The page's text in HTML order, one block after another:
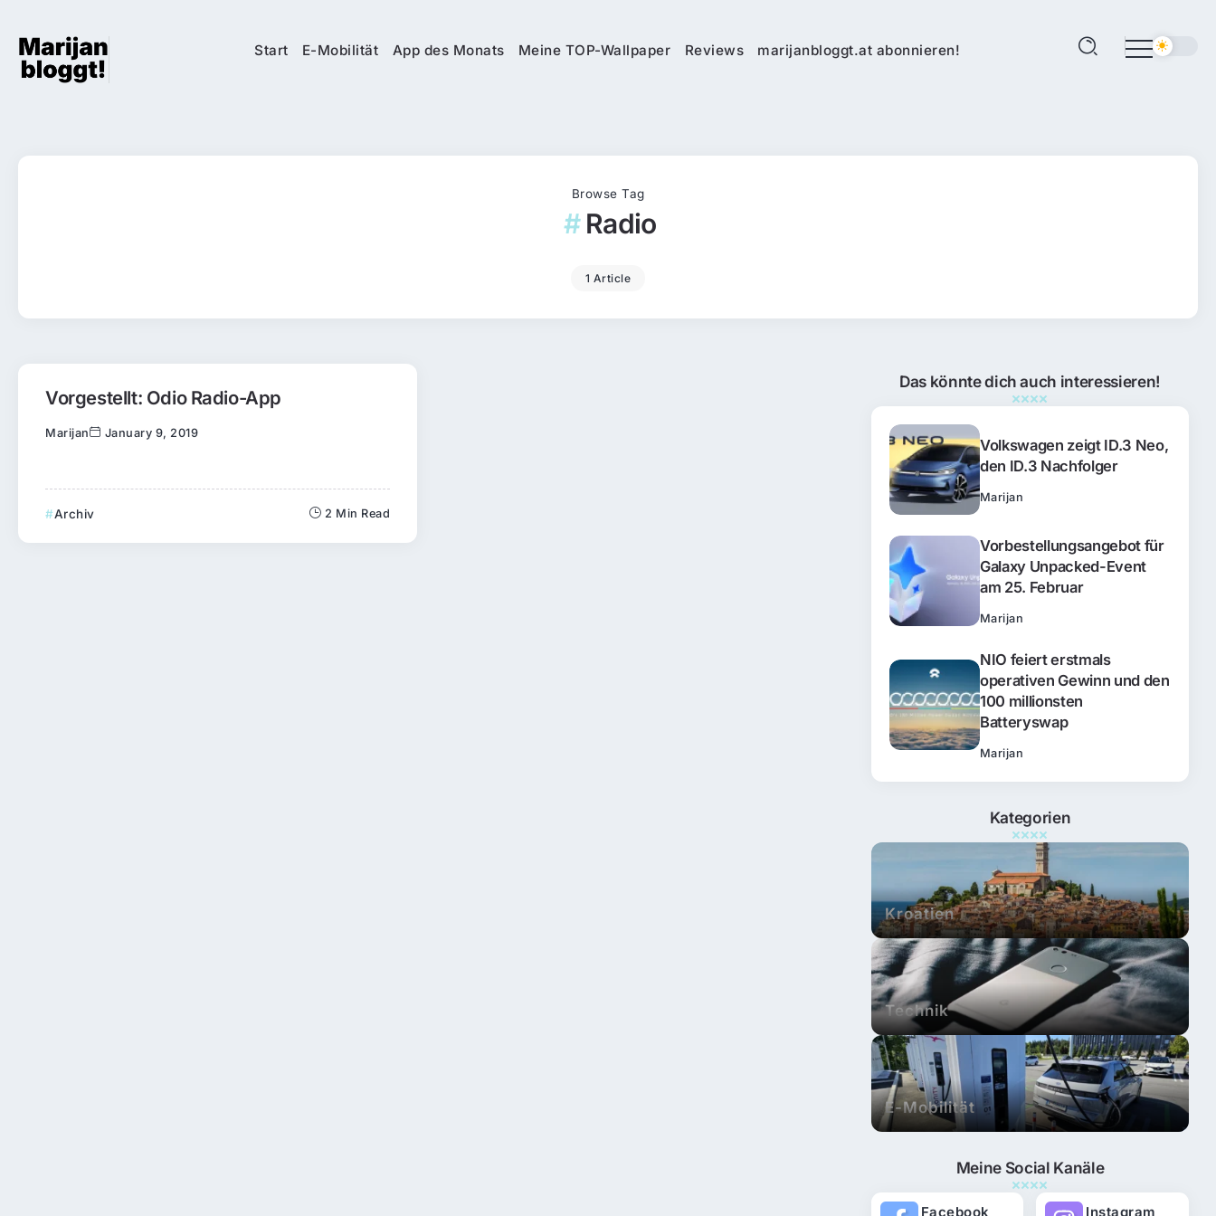
Start E-Mobilität App des Monats Meine TOP-Wallpaper Reviews marijanbloggt.at abonnieren!
Browse Tag
Radio
1 Article
Vorgestellt: Odio Radio-App
Marijan January 9, 2019
Archiv 2 Min Read
Das könnte dich auch interessieren!
Volkswagen zeigt ID.3 Neo,
den ID.3 Nachfolger
Marijan
Vorbestellungsangebot für
Galaxy Unpacked-Event
am 25. Februar
Marijan
NIO feiert erstmals
operativen Gewinn und den
100 millionsten
Batteryswap
Marijan
Kategorien
Kroatien
Technik
E-Mobilität
Meine Social Kanäle
Facebook Instagram